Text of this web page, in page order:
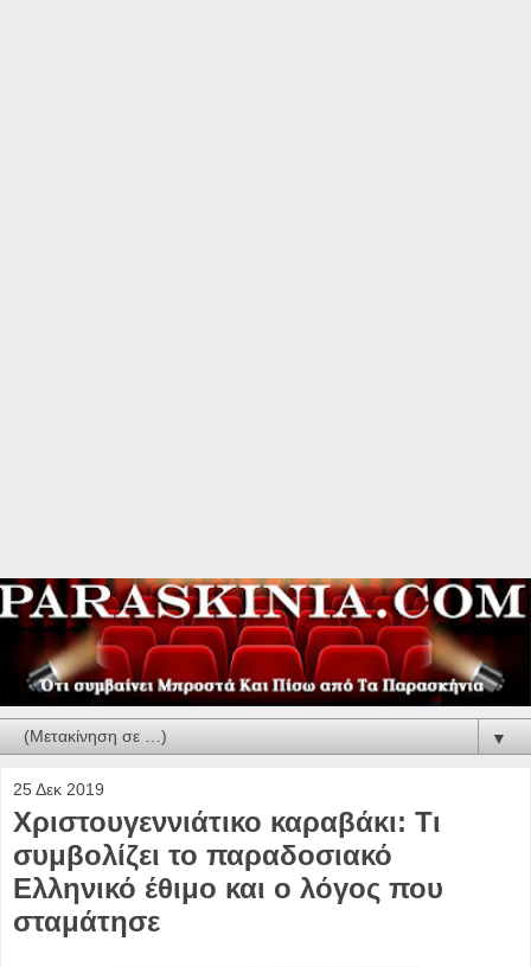
▼
25 Δεκ 2019
Χριστουγεννιάτικο καραβάκι: Τι
συμβολίζει το παραδοσιακό
Ελληνικό έθιμο και ο λόγος που
σταμάτησε